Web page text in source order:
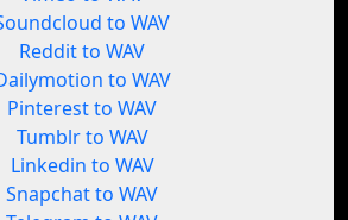
to WAV
Reddit to WAV
to WAV
Pinterest to WAV
Tumblr to WAV
Linkedin to WAV
Snapchat to WAV